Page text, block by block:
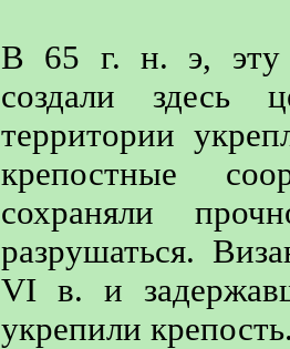
В 65 г. н. э, эту
создали здесь
территории
крепостные
сохраняли
разрушаться.
VI в. и
укрепили